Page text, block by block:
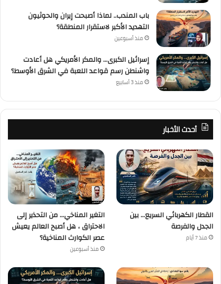
باب المندب.. لماذا أصبحت إيران والحوثيون
التهديد الأكبر لاستقرار المنطقة؟
منذ أسبوعين
إسرائيل الكبرى… والمكر الأمريكي هل أعادت
واشنطن رسم قواعد اللعبة في الشرق الأوسط؟
منذ 3 أسابيع
أحدث الأخبار
القطار الكهربائي السريع… بين
الجدل والفرصة
منذ 7 أيام
التغير المناخي… من التحذير إلى
الاحتراق ، هل أصبح العالم يعيش
عصر الكوارث المناخية؟
منذ أسبوعين